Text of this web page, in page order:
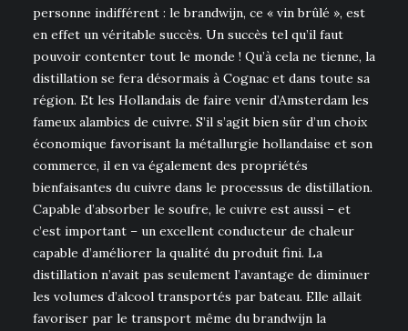
personne indifférent : le brandwijn, ce « vin brûlé », est
en effet un véritable succès. Un succès tel qu’il faut
pouvoir contenter tout le monde ! Qu’à cela ne tienne, la
distillation se fera désormais à Cognac et dans toute sa
région. Et les Hollandais de faire venir d’Amsterdam les
fameux alambics de cuivre. S’il s’agit bien sûr d’un choix
économique favorisant la métallurgie hollandaise et son
commerce, il en va également des propriétés
bienfaisantes du cuivre dans le processus de distillation.
Capable d’absorber le soufre, le cuivre est aussi – et
c’est important – un excellent conducteur de chaleur
capable d’améliorer la qualité du produit fini. La
distillation n’avait pas seulement l’avantage de diminuer
les volumes d’alcool transportés par bateau. Elle allait
favoriser par le transport même du brandwijn la